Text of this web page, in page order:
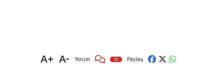
A+ A- Yorum 10 Paylaş